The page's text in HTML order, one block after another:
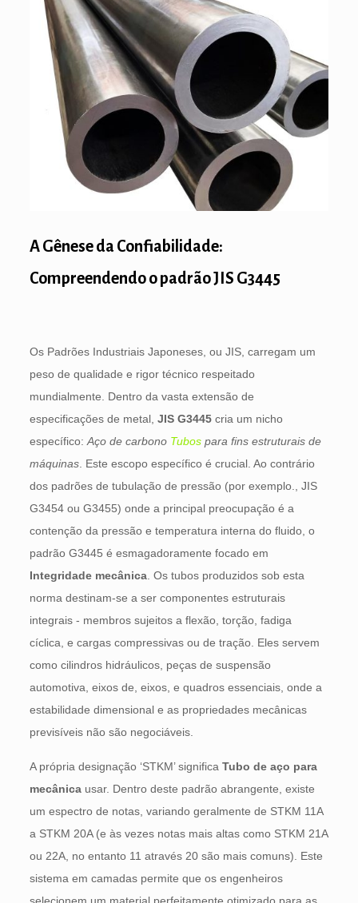
A Gênese da Confiabilidade:
Compreendendo o padrão JIS G3445
Os Padrões Industriais Japoneses, ou JIS, carregam um
peso de qualidade e rigor técnico respeitado
mundialmente. Dentro da vasta extensão de
especificações de metal, JIS G3445cria um nicho
específico: Aço de carbono Tubospara fins estruturais de
máquinas. Este escopo específico é crucial. Ao contrário
dos padrões de tubulação de pressão (por exemplo., JIS
G3454 ou G3455) onde a principal preocupação é a
contenção da pressão e temperatura interna do fluido, o
padrão G3445 é esmagadoramente focado em
Integridade mecânica. Os tubos produzidos sob esta
norma destinam-se a ser componentes estruturais
integrais - membros sujeitos a flexão, torção, fadiga
cíclica, e cargas compressivas ou de tração. Eles servem
como cilindros hidráulicos, peças de suspensão
automotiva, eixos de, eixos, e quadros essenciais, onde a
estabilidade dimensional e as propriedades mecânicas
previsíveis não são negociáveis.
A própria designação ‘STKM’ significa Tubo de aço para
mecânicausar. Dentro deste padrão abrangente, existe
um espectro de notas, variando geralmente de STKM 11A
a STKM 20A (e às vezes notas mais altas como STKM 21A
ou 22A, no entanto 11 através 20 são mais comuns). Este
sistema em camadas permite que os engenheiros